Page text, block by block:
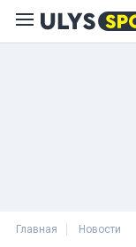
Главная Новости